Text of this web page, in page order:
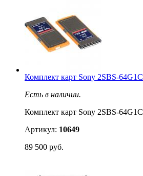
Комплект карт Sony 2SBS-64G1C
Есть в наличии.
Комплект карт Sony 2SBS-64G1C
Артикул: 10649
89 500 руб.